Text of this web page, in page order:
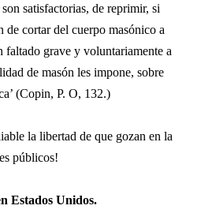
satisfactorias, de reprimir, si
de cortar del cuerpo masónico a
faltado grave y voluntariamente a
de masón les impone, sobre
(Copin, P. O, 132.)
la libertad de que gozan en la
públicos!
Estados Unidos.